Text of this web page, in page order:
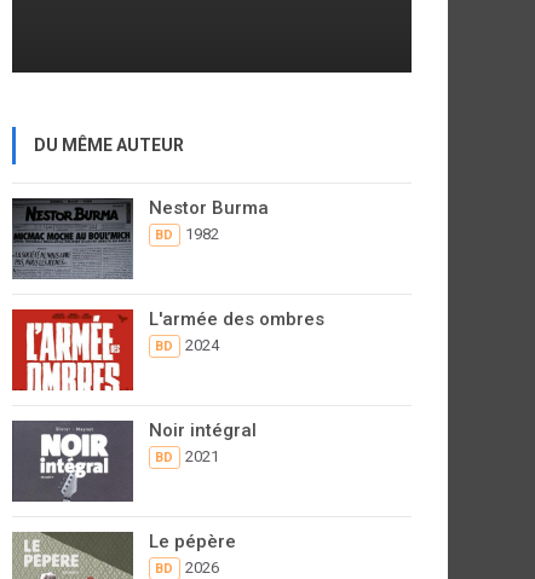
DU MÊME AUTEUR
Nestor Burma
BD 1982
L'armée des ombres
BD 2024
Noir intégral
BD 2021
Le pépère
BD 2026